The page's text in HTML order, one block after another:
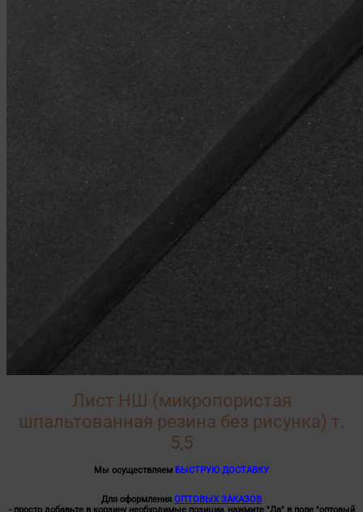
Лист НШ (микропористая
шпальтованная резина без рисунка) т.
5,5
Мы осуществляем БЫСТРУЮ ДОСТАВКУ
Для оформления ОПТОВЫХ ЗАКАЗОВ
- просто добавьте в корзину необходимые позиции, нажмите "Да" в поле "оптовый